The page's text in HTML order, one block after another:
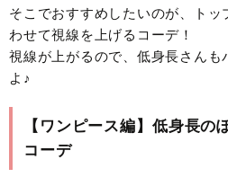
そこでおすすめしたいのが、ト
わせて視線を上げるコーデ！
視線が上がるので、低身長さんも
よ♪
【ワンピース編】低身長の
コーデ